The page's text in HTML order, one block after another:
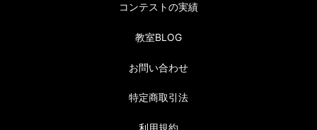
コンテストの実績
教室BLOG
お問い合わせ
特定商取引法
利用規約